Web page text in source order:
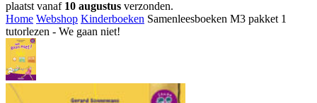
plaatst vanaf 10 augustus verzonden.
Home Webshop Kinderboeken Samenleesboeken M3 pakket 1
tutorlezen - We gaan niet!